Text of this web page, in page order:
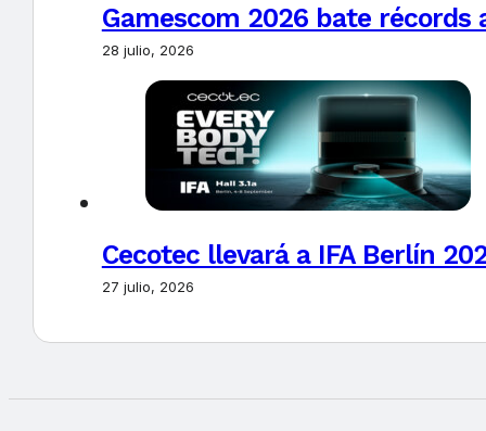
Gamescom 2026 bate récords
28 julio, 2026
Cecotec llevará a IFA Berlín
27 julio, 2026